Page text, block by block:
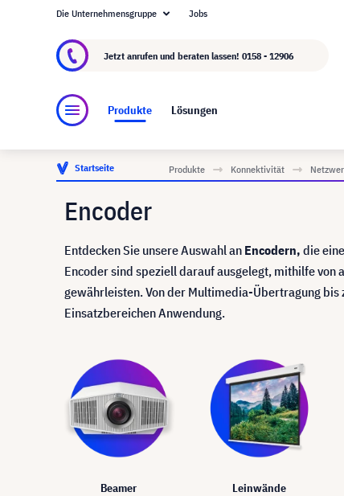
Über visunext.at
Die Unternehmensgruppe Jobs
Jetzt anrufen und beraten lassen! 0158 - 12906
Produkte Lösungen
Startseite Produkte Konnektivität
Encoder
Entdecken Sie unsere Auswahl an Encodern, die
Encoder sind speziell darauf ausgelegt, mithilfe von
gewährleisten. Von der Multimedia-Übertragung
Einsatzbereichen Anwendung.
Beamer Leinwände